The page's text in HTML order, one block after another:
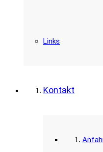
Links
Kontakt